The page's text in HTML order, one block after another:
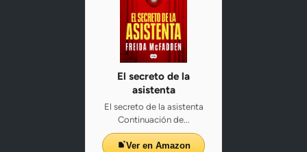
El secreto de la
asistenta
El secreto de la asistenta
Continuación de...
Ver en Amazon